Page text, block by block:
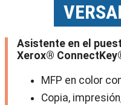
Asistente en el
Xerox® ConnectKey
MFP en color
Copia,